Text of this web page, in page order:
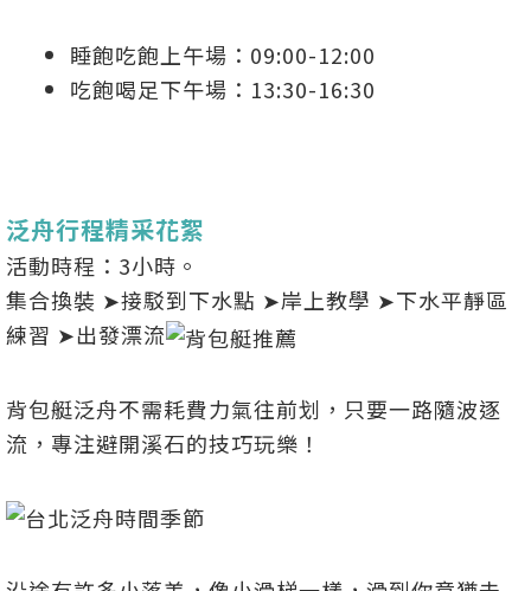
睡飽吃飽上午場：09:00-12:00
吃飽喝足下午場：13:30-16:30
泛舟行程精采花絮
活動時程：3小時。
集合換裝 ➤接駁到下水點 ➤岸上教學 ➤下水平靜區
練習 ➤出發漂流
背包艇泛舟不需耗費力氣往前划，只要一路隨波逐
流，專注避開溪石的技巧玩樂！